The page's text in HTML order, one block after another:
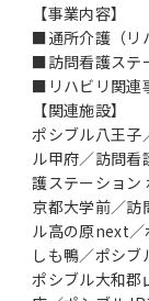
【事業内容】
■通所介護（リ
■訪問看護ステ
■リハビリ関連
【関連施設】
ポシブル八王子
ル甲府／訪問
護ステーション
京都大学前／訪
ル高の原next／
しも鴨／ポシ
ポシブル大和郡